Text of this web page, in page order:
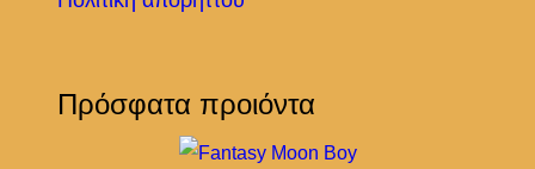
Πρόσφατα προιόντα